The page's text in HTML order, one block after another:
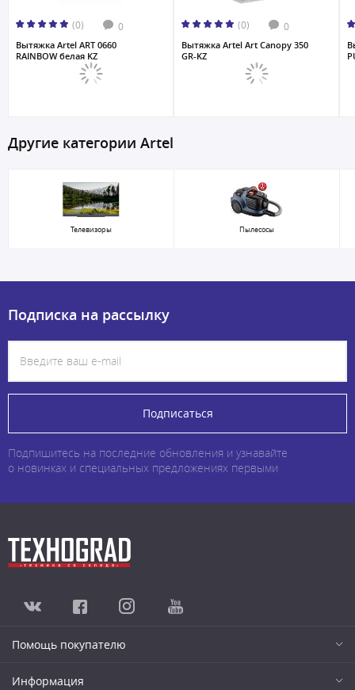
(0) 0
Вытяжка Artel ART 0660
RAINBOW белая KZ
(0) 0
Вытяжка Artel Art Canopy 350
GR-KZ
Другие категории Artel
Телевизоры Пылесосы
Подписка на рассылку
Подписаться
Подпишитесь на последние обновления и узнавайте
о новинках и специальных предложениях первыми
Помощь покупателю
Информация